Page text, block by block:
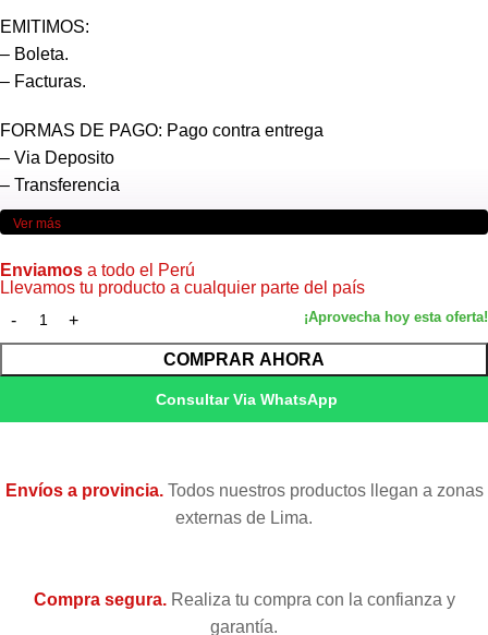
EMITIMOS:
– Boleta.
– Facturas.
FORMAS DE PAGO: Pago contra entrega
– Via Deposito
– Transferencia
Puede realizar cualquier tipo de consultas.
Ver más
Enviamos a todo el Perú
Llevamos tu producto a cualquier parte del país
COMPRAR AHORA
Consultar Via WhatsApp
Envíos a provincia.Todos nuestros productos llegan a zonas
externas de Lima.
Compra segura.Realiza tu compra con la confianza y
garantía.